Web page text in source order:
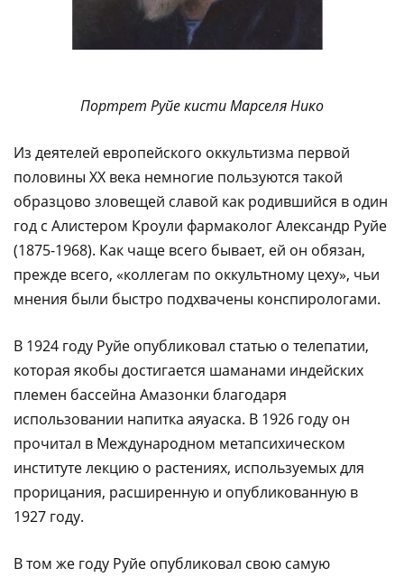
Портрет Руйе кисти Марселя Нико
Из деятелей европейского оккультизма первой
половины XX века немногие пользуются такой
образцово зловещей славой как родившийся в один
год с Алистером Кроули фармаколог Александр Руйе
(1875-1968). Как чаще всего бывает, ей он обязан,
прежде всего, «коллегам по оккультному цеху», чьи
мнения были быстро подхвачены конспирологами.
В 1924 году Руйе опубликовал статью о телепатии,
которая якобы достигается шаманами индейских
племен бассейна Амазонки благодаря
использовании напитка аяуаска. В 1926 году он
прочитал в Международном метапсихическом
институте лекцию о растениях, используемых для
прорицания, расширенную и опубликованную в
1927 году.
В том же году Руйе опубликовал свою самую